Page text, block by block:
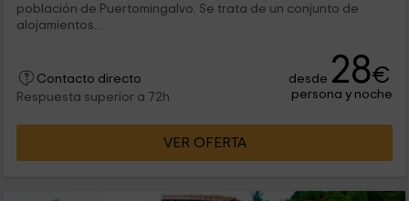
población de Puertomingalvo. Se trata de un conjunto de
alojamientos...
Contacto directo
Respuesta superior a 72h
desde 28€
persona y noche
VER OFERTA